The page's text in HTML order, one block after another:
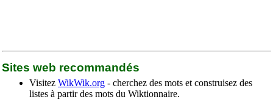
Sites web recommandés
Visitez WikWik.org - cherchez des mots et construisez des
listes à partir des mots du Wiktionnaire.